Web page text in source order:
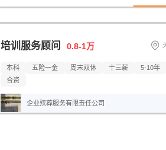
培训服务顾问 0.8-1万
本科 五险一金 周末双休 十三薪
5-10年
合资
企业殡葬服务有限责任公司